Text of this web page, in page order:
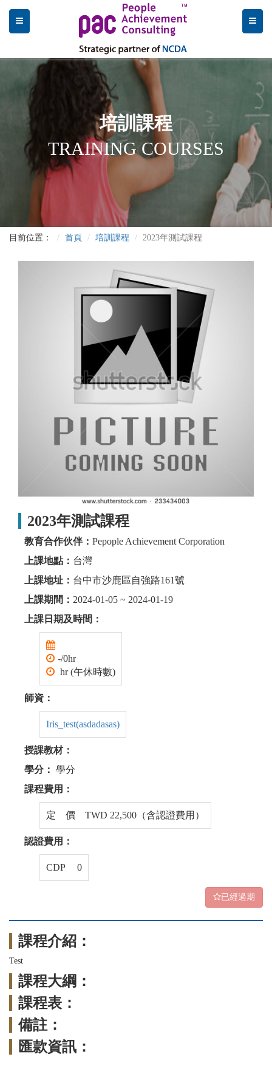
培訓課程
TRAINING COURSES
目前位置： 首頁 培訓課程 2023年測試課程
2023年測試課程
教育合作伙伴： Pepople Achievement Corporation
上課地點： 台灣
上課地址： 台中市沙鹿區自強路161號
上課期間： 2024-01-05 ~ 2024-01-19
上課日期及時間：
-/0hr
hr (午休時數)
師資：
Iris_test(asdadasas)
授課教材：
學分： 學分
課程費用：
定 價 TWD 22,500（含認證費用）
認證費用：
CDP 0
已經過期
課程介紹：
Test
課程大綱：
課程表：
備註：
匯款資訊：